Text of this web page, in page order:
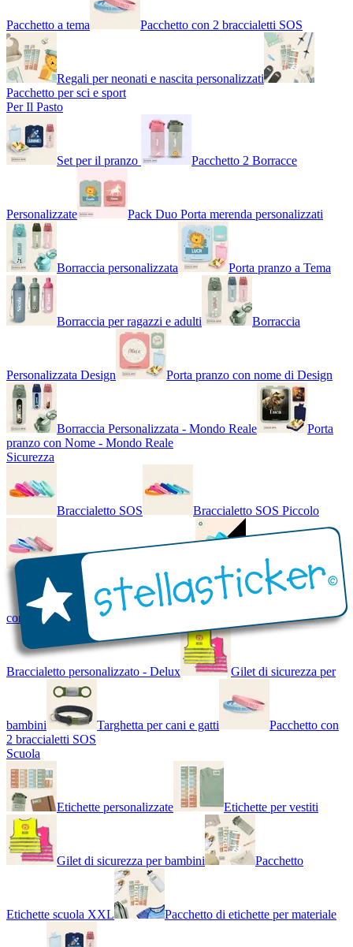
Pacchetto a tema Pacchetto con 2 braccialetti SOS
Regali per neonati e nascita personalizzati
Pacchetto per sci e sport
Per Il Pasto
Set per il pranzo Pacchetto 2 Borracce
Personalizzate Pack Duo Porta merenda personalizzati
Borraccia personalizzata Porta pranzo a Tema
Borraccia per ragazzi e adulti Borraccia
Personalizzata Design Porta pranzo con nome di Design
Borraccia Personalizzata - Mondo Reale
Porta
pranzo con Nome - Mondo Reale
Sicurezza
Braccialetto SOS Braccialetto SOS Piccolo
Braccialetto SOS - Bicolore Braccialetto SOS
con Nome - Luminoso
Braccialetto personalizzato - Delux Gilet di sicurezza per
bambini Targhetta per cani e gatti
Pacchetto con
2 braccialetti SOS
Scuola
Etichette personalizzate Etichette per vestiti
Gilet di sicurezza per bambini Pacchetto
Etichette scuola XXL Pacchetto di etichette per materiale